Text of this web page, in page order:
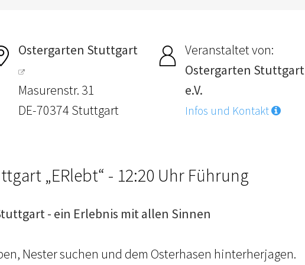
Ostergarten Stuttgart
Masurenstr. 31
DE-70374 Stuttgart
Veranstaltet von:
Ostergarten Stuttgart
e.V.
Infos und Kontakt
„ERlebt“ - 12:20 Uhr Führung
- ein Erlebnis mit allen Sinnen
Nester suchen und dem Osterhasen hinterherjagen.